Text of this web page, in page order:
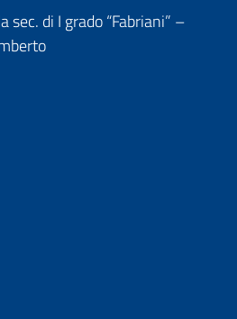
sec. di I grado “Fabriani” –